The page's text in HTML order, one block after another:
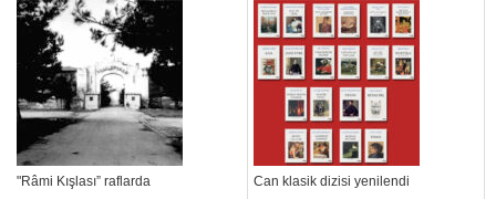
"Râmi Kışlası” raflarda Can klasik dizisi yenilendi